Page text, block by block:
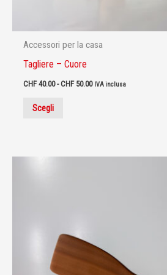
Accessori per la casa
Tagliere – Cuore
CHF40.00 - CHF50.00 IVA inclusa
Scegli